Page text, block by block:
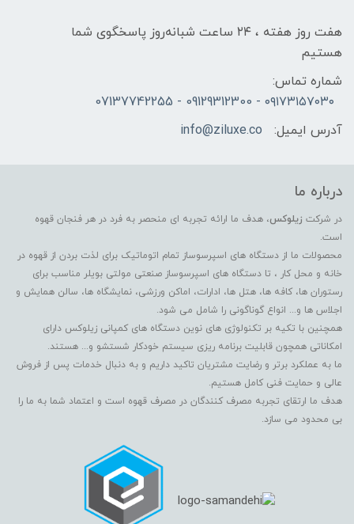
هفت روز هفته ، ۲۴ ساعت شبانه‌روز پاسخگوی شما
هستیم
شماره تماس:
۰۹۱۷۳۱۵۷۰۳۰ - 09129312300 - 07137742255
آدرس ایمیل:
info@ziluxe.co
درباره ما
در شرکت زیلوکس، هدف ما ارائه تجربه ای منحصر به فرد در هر فنجان قهوه
است.
محصولات ما از دستگاه های اسپرسوساز تمام اتوماتیک برای لذت بردن از قهوه در
خانه و محل کار ، تا دستگاه های اسپرسوساز صنعتی مولتی بویلر مناسب برای
رستوران ها، کافه ها، هتل ها، ادارات، اماکن ورزشی، نمایشگاه ها، سالن همایش و
اجلاس ها و... انواع گوناگونی را شامل می شود.
همچنین با تکیه بر تکنولوژی های نوین دستگاه های کمپانی زیلوکس دارای
امکاناتی همچون قابلیت برنامه ریزی سیستم خودکار شستشو و... هستند.
ما به عملکرد برتر و رضایت مشتریان تاکید داریم و به دنبال خدمات پس از فروش
عالی و حمایت فنی کامل هستیم.
هدف ما ارتقای تجربه مصرف کنندگان در مصرف قهوه است و اعتماد شما به ما را
بی محدود می سازد.